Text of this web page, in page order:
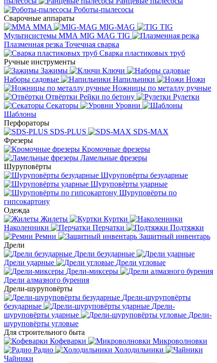
Роботы-пылесосы
Сварочные аппараты
MMA
MIG-MAG
TIG
Мультисистемы ММА MIG MAG TIG
Плазменная резка Точечная сварка
Cварка пластиковых труб
Ручные инструменты
Зажимы
Ключи
Наборы садовые
Напильники
Ножи
Ножницы по металлу ручные
Отвёртки Рейки по бетону
Рулетки
Секаторы
Уровни
Шаблоны
Перфораторы
SDS-PLUS
SDS-MAX
Фрезеры
Кромочные фрезеры
Ламельные фрезеры
Шуруповёрты
Шуруповёрты безударные
Шуруповёрты ударные
Шуруповёрты по
гипсокартону
Одежда
Жилеты
Куртки
Наколенники
Перчатки
Подтяжки
Ремни
Защитный инвентарь
Дрели
Дрели безударные
Дрели ударные
Дрели угловые
Дрели-миксеры
Дрели алмазного бурения
Дрели-шуруповёрты
Дрели-шуруповёрты
безударные
Дрели-
шуруповёрты ударные
Дрели-
шуруповёрты угловые
Для строительного быта
Кофеварки
Микроволновки
Радио
Холодильники
Чайники